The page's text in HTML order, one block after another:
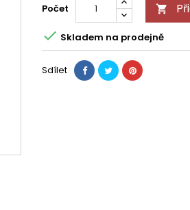
Počet 
 Skladem na prodejně
Sdílet